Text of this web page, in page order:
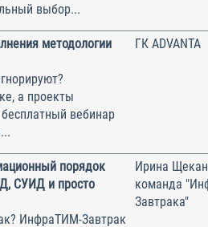
выбор...
методологии
а проекты
вебинар
ГК ADVANTA
порядок
СУИД и просто
ИнфраТИМ-Завтрак
Ирина
команда
Завтрака"